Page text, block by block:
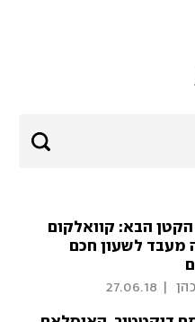
הבא: קוואלקום
מעבד לשעון חכם
27.06.18